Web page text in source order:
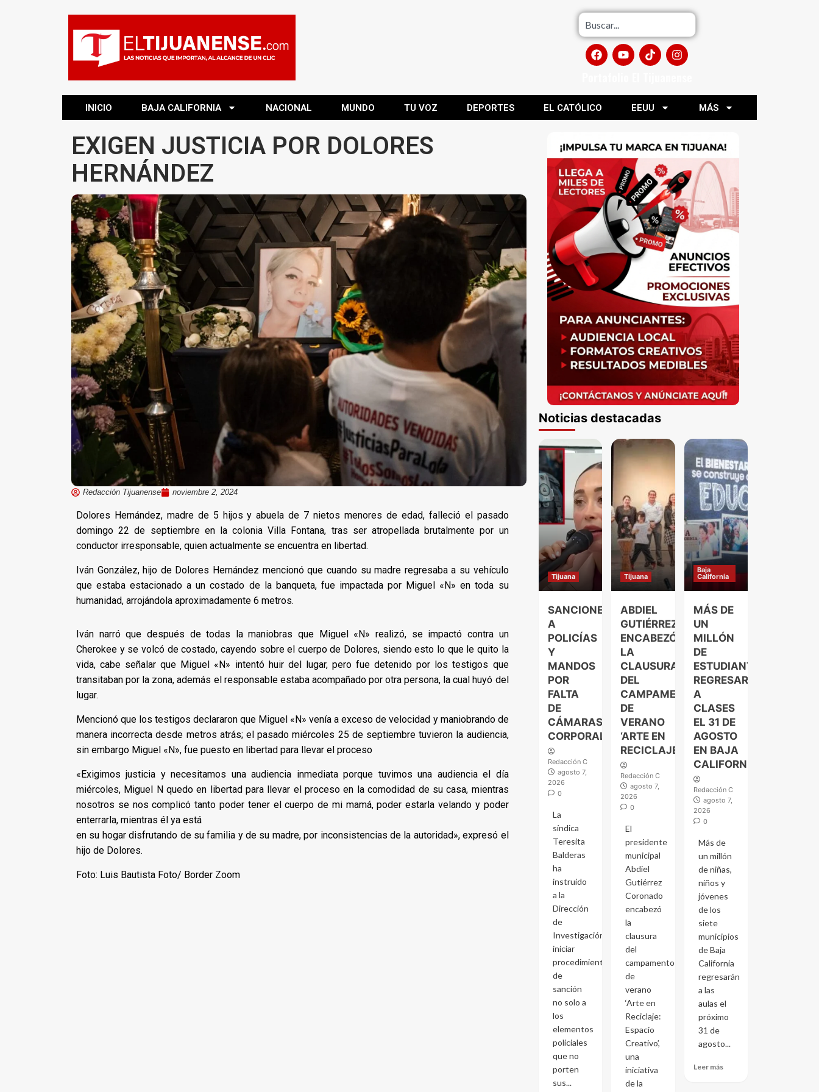
INICIO BAJA CALIFORNIA NACIONAL MUNDO TU VOZ DEPORTES EL CATÓLICO EEUU MÁS
EXIGEN JUSTICIA POR DOLORES
HERNÁNDEZ
Redacción Tijuanense noviembre 2, 2024
Dolores Hernández, madre de 5 hijos y abuela de 7 nietos menores de edad, falleció el pasado
domingo 22 de septiembre en la colonia Villa Fontana, tras ser atropellada brutalmente por un
conductor irresponsable, quien actualmente se encuentra en libertad.
Iván González, hijo de Dolores Hernández mencionó que cuando su madre regresaba a su vehículo
que estaba estacionado a un costado de la banqueta, fue impactada por Miguel «N» en toda su
humanidad, arrojándola aproximadamente 6 metros.
Iván narró que después de todas la maniobras que Miguel «N» realizó, se impactó contra un
Cherokee y se volcó de costado, cayendo sobre el cuerpo de Dolores, siendo esto lo que le quito la
vida, cabe señalar que Miguel «N» intentó huir del lugar, pero fue detenido por los testigos que
transitaban por la zona, además el responsable estaba acompañado por otra persona, la cual huyó del
lugar.
Mencionó que los testigos declararon que Miguel «N» venía a exceso de velocidad y maniobrando de
manera incorrecta desde metros atrás; el pasado miércoles 25 de septiembre tuvieron la audiencia,
sin embargo Miguel «N», fue puesto en libertad para llevar el proceso
«Exigimos justicia y necesitamos una audiencia inmediata porque tuvimos una audiencia el día
miércoles, Miguel N quedo en libertad para llevar el proceso en la comodidad de su casa, mientras
nosotros se nos complicó tanto poder tener el cuerpo de mi mamá, poder estarla velando y poder
enterrarla, mientras él ya está
en su hogar disfrutando de su familia y de su madre, por inconsistencias de la autoridad», expresó el
hijo de Dolores.
Foto: Luis Bautista Foto/ Border Zoom
Noticias destacadas
Tijuana
SANCIONES
A
POLICÍAS
Y
MANDOS
POR
FALTA
DE
CÁMARAS
CORPORALES
Redacción C
agosto 7,
2026
0
La
síndica
Teresita
Balderas
ha
instruido
a la
Dirección
de
Investigación
iniciar
procedimientos
de
sanción
no solo a
los
elementos
policiales
que no
porten
sus...
Tijuana
ABDIEL
GUTIÉRREZ
ENCABEZÓ
LA
CLAUSURA
DEL
CAMPAMENTO
DE
VERANO
‘ARTE EN
RECICLAJE’
Redacción C
agosto 7,
2026
0
El
presidente
municipal
Abdiel
Gutiérrez
Coronado
encabezó
la
clausura
del
campamento
de
verano
‘Arte en
Reciclaje:
Espacio
Creativo’,
una
iniciativa
de la
Baja
California
MÁS DE
UN
MILLÓN
DE
ESTUDIANTES
REGRESARÁN
A
CLASES
EL 31 DE
AGOSTO
EN BAJA
CALIFORNIA
Redacción C
agosto 7,
2026
0
Más de
un millón
de niñas,
niños y
jóvenes
de los
siete
municipios
de Baja
California
regresarán
a las
aulas el
próximo
31 de
agosto...
Leer más